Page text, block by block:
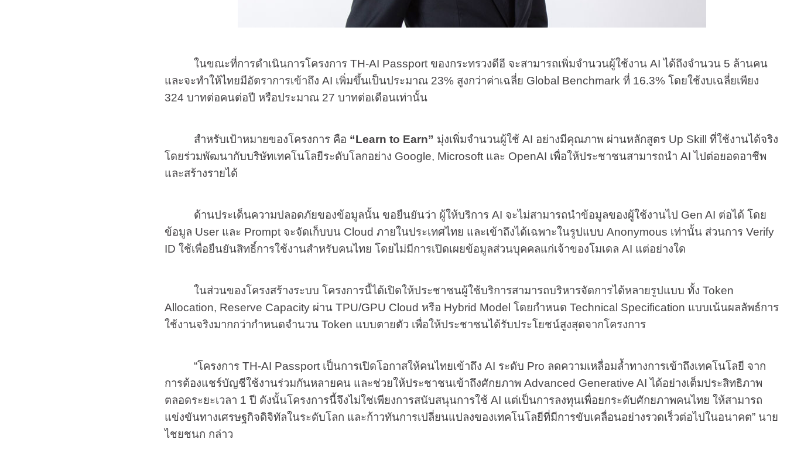
ในขณะที่การดำเนินการโครงการ TH-AI Passport ของกระทรวงดีอี จะสามารถเพิ่มจำนวนผู้ใช้งาน AI ได้ถึงจำนวน 5 ล้านคน
และจะทำให้ไทยมีอัตราการเข้าถึง AI เพิ่มขึ้นเป็นประมาณ 23% สูงกว่าค่าเฉลี่ย Global Benchmark ที่ 16.3% โดยใช้งบเฉลี่ยเพียง
324 บาทต่อคนต่อปี หรือประมาณ 27 บาทต่อเดือนเท่านั้น
สำหรับเป้าหมายของโครงการ คือ “Learn to Earn” มุ่งเพิ่มจำนวนผู้ใช้ AI อย่างมีคุณภาพ ผ่านหลักสูตร Up Skill ที่ใช้งานได้จริง
โดยร่วมพัฒนากับบริษัทเทคโนโลยีระดับโลกอย่าง Google, Microsoft และ OpenAI เพื่อให้ประชาชนสามารถนำ AI ไปต่อยอดอาชีพ
และสร้างรายได้
ด้านประเด็นความปลอดภัยของข้อมูลนั้น ขอยืนยันว่า ผู้ให้บริการ AI จะไม่สามารถนำข้อมูลของผู้ใช้งานไป Gen AI ต่อได้ โดย
ข้อมูล User และ Prompt จะจัดเก็บบน Cloud ภายในประเทศไทย และเข้าถึงได้เฉพาะในรูปแบบ Anonymous เท่านั้น ส่วนการ Verify
ID ใช้เพื่อยืนยันสิทธิ์การใช้งานสำหรับคนไทย โดยไม่มีการเปิดเผยข้อมูลส่วนบุคคลแก่เจ้าของโมเดล AI แต่อย่างใด
ในส่วนของโครงสร้างระบบ โครงการนี้ได้เปิดให้ประชาชนผู้ใช้บริการสามารถบริหารจัดการได้หลายรูปแบบ ทั้ง Token
Allocation, Reserve Capacity ผ่าน TPU/GPU Cloud หรือ Hybrid Model โดยกำหนด Technical Specification แบบเน้นผลลัพธ์การ
ใช้งานจริงมากกว่ากำหนดจำนวน Token แบบตายตัว เพื่อให้ประชาชนได้รับประโยชน์สูงสุดจากโครงการ
“โครงการ TH-AI Passport เป็นการเปิดโอกาสให้คนไทยเข้าถึง AI ระดับ Pro ลดความเหลื่อมล้ำทางการเข้าถึงเทคโนโลยี จาก
การต้องแชร์บัญชีใช้งานร่วมกันหลายคน และช่วยให้ประชาชนเข้าถึงศักยภาพ Advanced Generative AI ได้อย่างเต็มประสิทธิภาพ
ตลอดระยะเวลา 1 ปี ดังนั้นโครงการนี้จึงไม่ใช่เพียงการสนับสนุนการใช้ AI แต่เป็นการลงทุนเพื่อยกระดับศักยภาพคนไทย ให้สามารถ
แข่งขันทางเศรษฐกิจดิจิทัลในระดับโลก และก้าวทันการเปลี่ยนแปลงของเทคโนโลยีที่มีการขับเคลื่อนอย่างรวดเร็วต่อไปในอนาคต” นาย
ไชยชนก กล่าว